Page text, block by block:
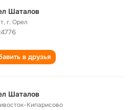
Шаталов
,г. Орел
в друзья
Шаталов
Кипарисово